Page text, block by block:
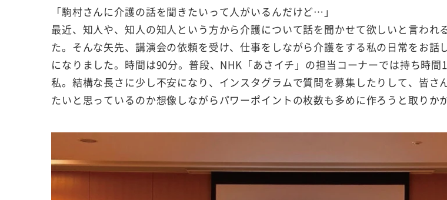
「駒村さんに介護の話を聞きたいって人がいるんだけど…」
最近、知人や、知人の知人という方から介護について話を聞かせて欲しいと言われ
た。そんな矢先、講演会の依頼を受け、仕事をしながら介護をする私の日常をお話
になりました。時間は90分。普段、 NHK 「あさイチ」の担当コーナーでは持ち時間
私。結構な長さに少し不安になり、インスタグラムで質問を募集したりして、皆さ
たいと思っているのか想像しながらパワーポイントの枚数も多めに作ろうと取りか